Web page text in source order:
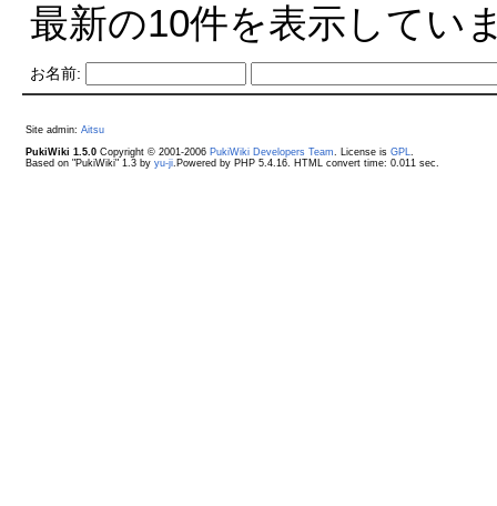
最新の10件を表示してい
お名前:
Site admin: Aitsu
PukiWiki 1.5.0Copyright © 2001-2006 PukiWiki Developers Team . License is GPL
Based on "PukiWiki" 1.3 by yu-ji.Powered by PHP 5.4.16. HTML convert time: 0.011 sec.